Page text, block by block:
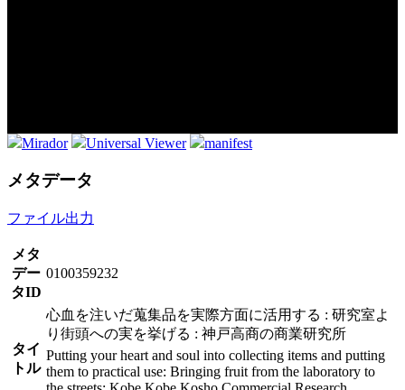
Mirador Universal Viewer manifest
メタデータ
ファイル出力
メタ
デー
タID
0100359232
タイ
トル
心血を注いだ蒐集品を実際方面に活用する : 研究室よ
り街頭への実を挙げる : 神戸高商の商業研究所
Putting your heart and soul into collecting items and putting
them to practical use: Bringing fruit from the laboratory to